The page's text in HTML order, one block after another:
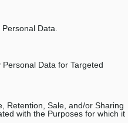
Data.
Data for Targeted
Retention, Sale, and/or Sharing
with the Purposes for which it
η
The